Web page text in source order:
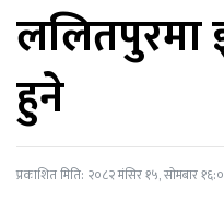
ललितपुरमा
हुने
प्रकाशित मिति: २०८२ मंसिर १५, सोमबार